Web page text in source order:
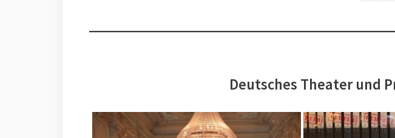
Deutsches Theater und